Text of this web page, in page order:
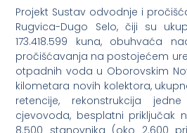
Projekt Sustav odvodnje i
Rugvica-Dugo Selo, čiji su
173.418.599 kuna, obuhvaća
pročišćavanja na postojećem
otpadnih voda u Oborovskim
kilometara novih kolektora,
retencije, rekonstrukcija
cjevovoda, besplatni priključak